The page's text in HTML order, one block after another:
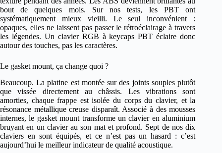
bout de quelques mois. Sur nos tests, les PBT ont
systématiquement mieux vieilli. Le seul inconvénient :
opaques, elles ne laissent pas passer le rétroéclairage à travers
les légendes. Un clavier RGB à keycaps PBT éclaire donc
autour des touches, pas les caractères.
Le gasket mount, ça change quoi ?
Beaucoup. La platine est montée sur des joints souples plutôt
que vissée directement au châssis. Les vibrations sont
amorties, chaque frappe est isolée du corps du clavier, et la
résonance métallique creuse disparaît. Associé à des mousses
internes, le gasket mount transforme un clavier en aluminium
bruyant en un clavier au son mat et profond. Sept de nos dix
claviers en sont équipés, et ce n’est pas un hasard : c’est
aujourd’hui le meilleur indicateur de qualité acoustique.